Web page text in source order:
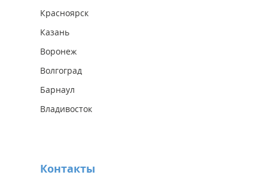
Красноярск
Казань
Воронеж
Волгоград
Барнаул
Владивосток
Контакты